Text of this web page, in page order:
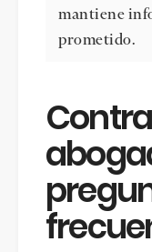
mantiene
prometido.